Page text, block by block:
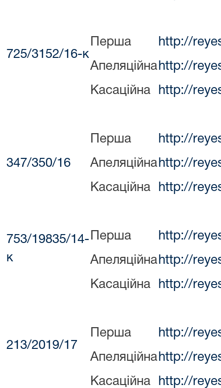
725/3152/16-к
Перша http://
Апеляційна http://
Касаційна http://
347/350/16
Перша http://
Апеляційна http://
Касаційна http://
753/19835/14-
к
Перша http://
Апеляційна http://
Касаційна http://
213/2019/17
Перша http://
Апеляційна http://
Касаційна http://